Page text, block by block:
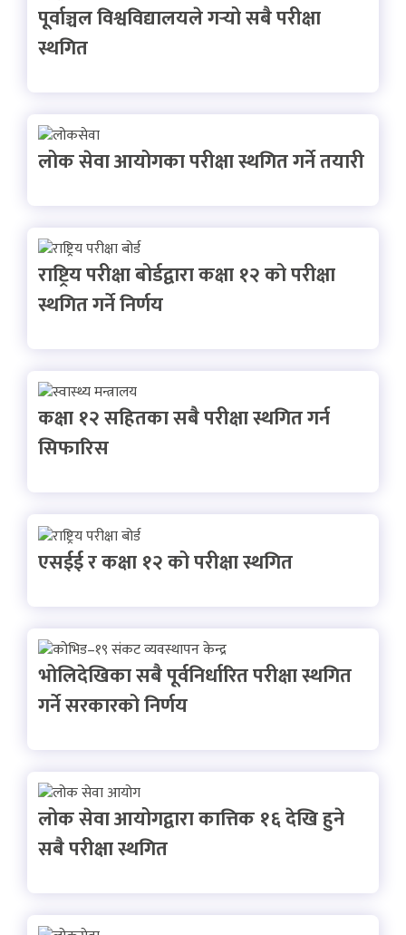
पूर्वाञ्चल विश्वविद्यालयले गर्‍यो सबै परीक्षा
स्थगित
लोक सेवा आयोगका परीक्षा स्थगित गर्ने तयारी
राष्ट्रिय परीक्षा बोर्डद्वारा कक्षा १२ को परीक्षा
स्थगित गर्ने निर्णय
कक्षा १२ सहितका सबै परीक्षा स्थगित गर्न
सिफारिस
एसईई र कक्षा १२ को परीक्षा स्थगित
भोलिदेखिका सबै पूर्वनिर्धारित परीक्षा स्थगित
गर्ने सरकारको निर्णय
लोक सेवा आयोगद्वारा कात्तिक १६ देखि हुने
सबै परीक्षा स्थगित